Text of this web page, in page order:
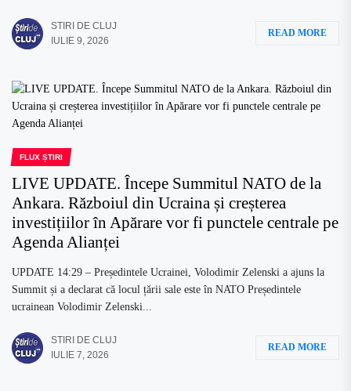
STIRI DE CLUJ
IULIE 9, 2026
READ MORE
FLUX ȘTIRI
LIVE UPDATE. Începe Summitul NATO de la
Ankara. Războiul din Ucraina și creșterea
investițiilor în Apărare vor fi punctele centrale pe
Agenda Alianței
UPDATE 14:29 – Președintele Ucrainei, Volodimir Zelenski a ajuns la
Summit și a declarat că locul țării sale este în NATO Președintele
ucrainean Volodimir Zelenski...
STIRI DE CLUJ
IULIE 7, 2026
READ MORE